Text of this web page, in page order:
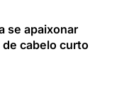
se apaixonar
cabelo curto